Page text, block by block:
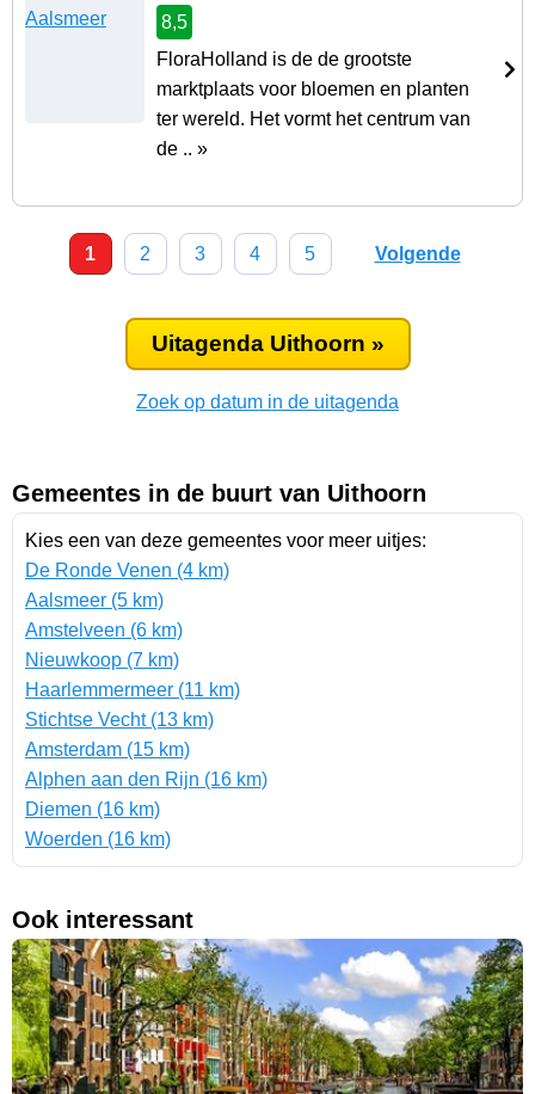
8,5
FloraHolland is de de grootste
marktplaats voor bloemen en planten
ter wereld. Het vormt het centrum van
de .. »
1 2 3 4 5 Volgende
Uitagenda Uithoorn »
Zoek op datum in de uitagenda
Gemeentes in de buurt van Uithoorn
Kies een van deze gemeentes voor meer uitjes:
De Ronde Venen (4 km)
Aalsmeer (5 km)
Amstelveen (6 km)
Nieuwkoop (7 km)
Haarlemmermeer (11 km)
Stichtse Vecht (13 km)
Amsterdam (15 km)
Alphen aan den Rijn (16 km)
Diemen (16 km)
Woerden (16 km)
Ook interessant